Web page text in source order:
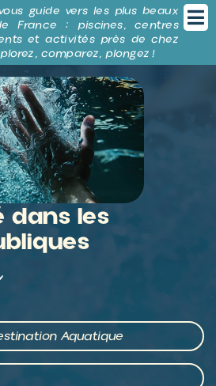
guide vers les plus beaux
France : piscines, centres
et activités près de chez
comparez, plongez !
dans les
Aquatique
cookies